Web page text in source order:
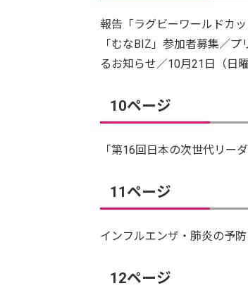
報告「ラグビーワールドカ
「むなBIZ」参加者募集／
るお知らせ／10月21日（日
10ページ
「第16回日本の次世代リー
11ページ
インフルエンザ・肺炎の予
12ページ